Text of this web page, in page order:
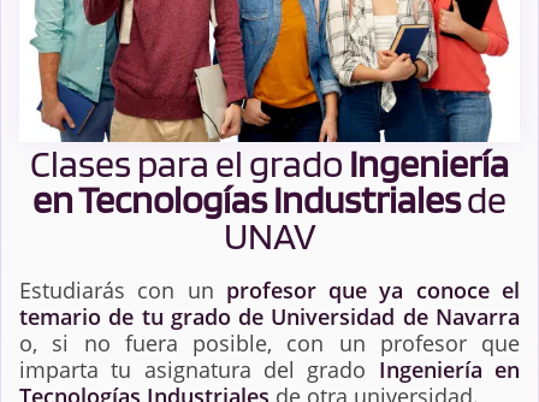
Clases para el grado Ingeniería
en Tecnologías Industrialesde
UNAV
Estudiarás con un profesor que ya conoce el
temario de tu grado de Universidad de Navarra
o, si no fuera posible, con un profesor que
imparta tu asignatura del grado Ingeniería en
Tecnologías Industriales de otra universidad.